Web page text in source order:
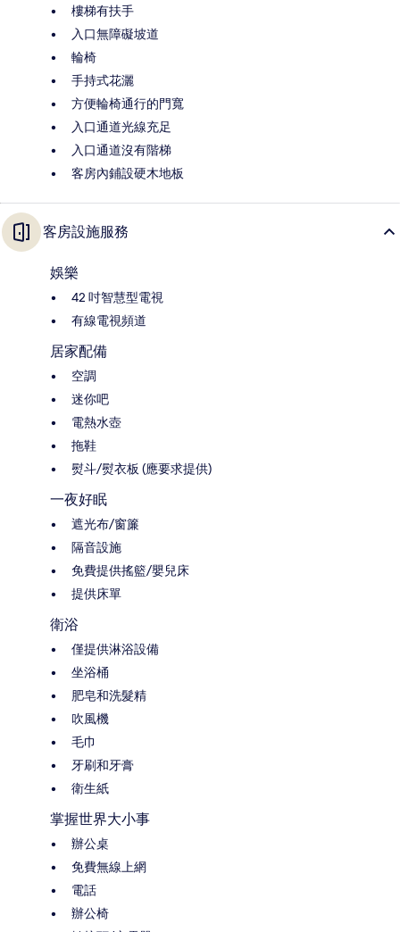
樓梯有扶手
入口無障礙坡道
輪椅
手持式花灑
方便輪椅通行的門寬
入口通道光線充足
入口通道沒有階梯
客房內鋪設硬木地板
客房設施服務
娛樂
42 吋智慧型電視
有線電視頻道
居家配備
空調
迷你吧
電熱水壺
拖鞋
熨斗/熨衣板 (應要求提供)
一夜好眠
遮光布/窗簾
隔音設施
免費提供搖籃/嬰兒床
提供床單
衛浴
僅提供淋浴設備
坐浴桶
肥皂和洗髮精
吹風機
毛巾
牙刷和牙膏
衛生紙
掌握世界大小事
辦公桌
免費無線上網
電話
辦公椅